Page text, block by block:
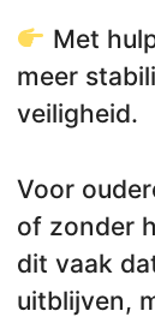
Met
meer
veiligheid.
Voor
of zonder
dit vaak
uitblijven,